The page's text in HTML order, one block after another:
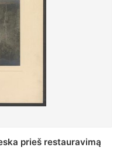
bibliotekos Profesorių